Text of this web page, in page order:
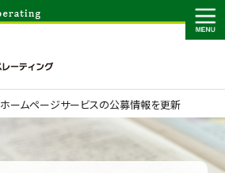
ホームページサービスの公募情報を更新